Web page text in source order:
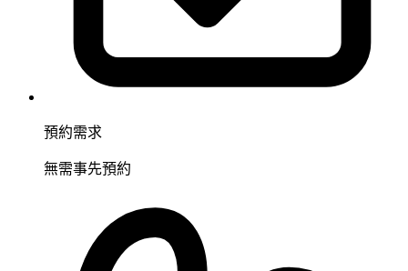
預約需求
無需事先預約